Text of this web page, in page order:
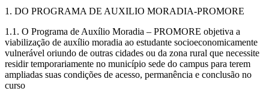
1. DO PROGRAMA DE AUXILIO MORADIA-PROMORE
1.1. O Programa de Auxílio Moradia – PROMORE objetiva a
viabilização de auxílio moradia ao estudante socioeconomicamente
vulnerável oriundo de outras cidades ou da zona rural que necessite
residir temporariamente no município sede do campus para terem
ampliadas suas condições de acesso, permanência e conclusão no
curso